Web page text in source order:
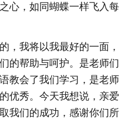
心，如同蝴蝶一样飞入每
，我将以我最好的一面，
的帮助与呵护。是老师们
教会了我们学习，是老师
优秀。今天我想说，亲爱
我们的成功，感谢你们所